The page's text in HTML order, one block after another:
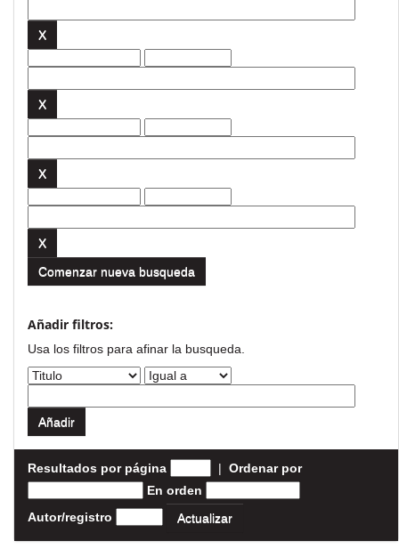
Comenzar nueva busqueda
Añadir filtros:
Usa los filtros para afinar la busqueda.
Resultados por página | Ordenar por
En orden
Autor/registro